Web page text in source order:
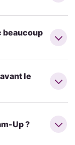
beaucoup
le
Up ?